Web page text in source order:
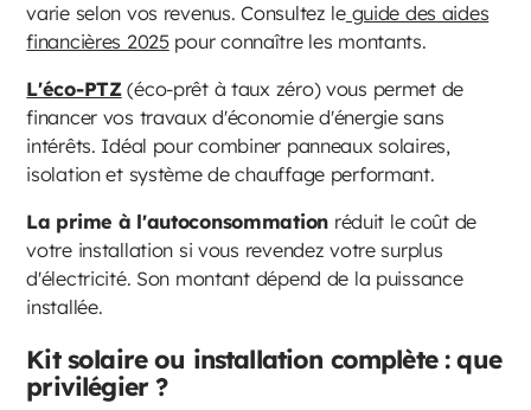
varie selon vos revenus. Consultez leguide des aides
financières 2025pour connaître les montants.
L'éco-PTZ(éco-prêt à taux zéro) vous permet de
financer vos travaux d'économie d'énergie sans
intérêts. Idéal pour combiner panneaux solaires,
isolation et système de chauffage performant.
La prime à l'autoconsommation réduit le coût de
votre installation si vous revendez votre surplus
d'électricité. Son montant dépend de la puissance
installée.
Kit solaire ou installation complète : que
privilégier ?